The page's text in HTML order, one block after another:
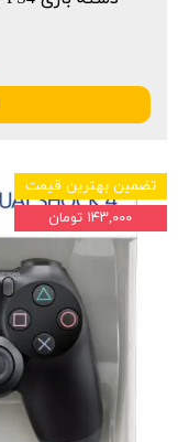
تضمین بهترین قیمت
۱۴۳,۰۰۰ تومان